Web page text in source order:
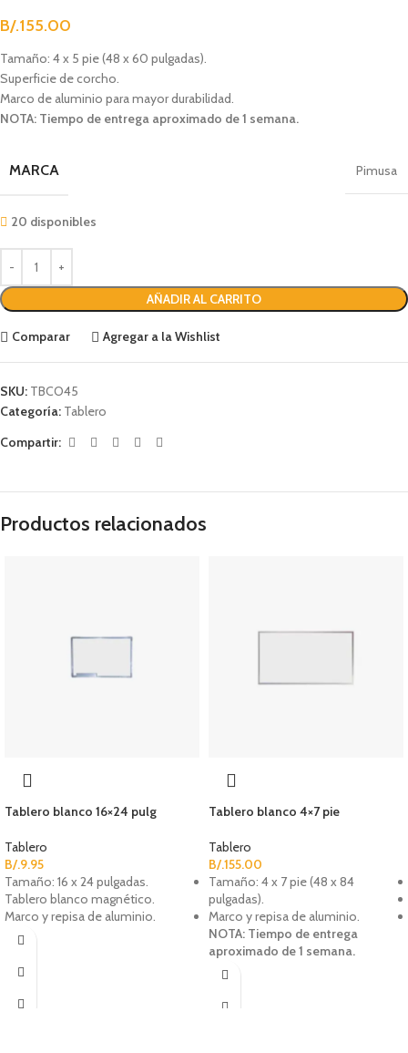
B/.155.00
Tamaño: 4 x 5 pie (48 x 60 pulgadas).
Superficie de corcho.
Marco de aluminio para mayor durabilidad.
NOTA: Tiempo de entrega aproximado de 1 semana.
MARCA Pimusa
20 disponibles
AÑADIR AL CARRITO
Comparar Agregar a la Wishlist
SKU: TBCO45
Categoría: Tablero
Compartir:
Productos relacionados
Tablero blanco 16×24 pulg
Tablero
B/.9.95
Tamaño: 16 x 24 pulgadas.
Tablero blanco magnético.
Marco y repisa de aluminio.
Tablero blanco 4×7 pie
Tablero
B/.155.00
Tamaño: 4 x 7 pie (48 x 84
pulgadas).
Marco y repisa de aluminio.
NOTA: Tiempo de entrega
aproximado de 1 semana.